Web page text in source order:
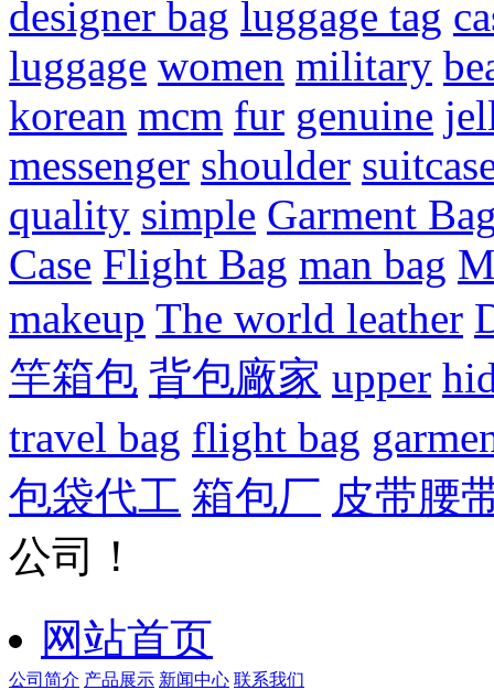
designer bag luggage tag
luggage women military
korean mcm fur genuine
messenger shoulder
quality simple Garment
Case Flight Bag man bag
makeup The world leather
竿箱包 背包廠家 upper
travel bag flight bag
包袋代工 箱包厂 皮带腰
公司！
网站首页
公司简介 产品展示 新闻中心 联系我们